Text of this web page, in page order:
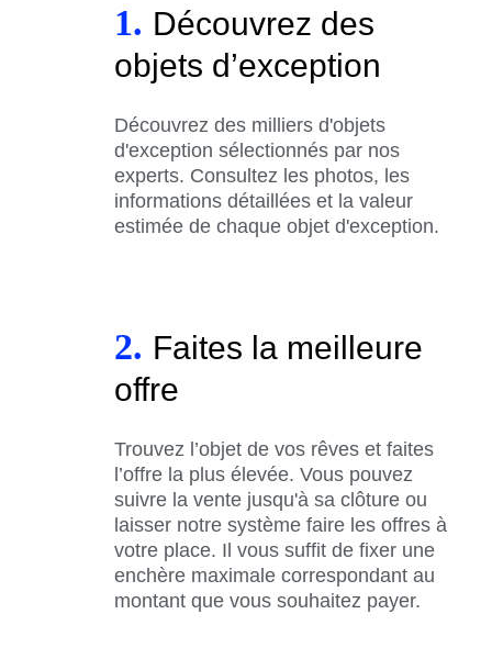
1. Découvrez des
objets d’exception
Découvrez des milliers d'objets
d'exception sélectionnés par nos
experts. Consultez les photos, les
informations détaillées et la valeur
estimée de chaque objet d'exception.
2. Faites la meilleure
offre
Trouvez l’objet de vos rêves et faites
l’offre la plus élevée. Vous pouvez
suivre la vente jusqu'à sa clôture ou
laisser notre système faire les offres à
votre place. Il vous suffit de fixer une
enchère maximale correspondant au
montant que vous souhaitez payer.